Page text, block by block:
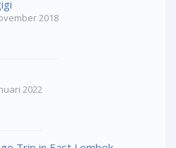
2018
2022